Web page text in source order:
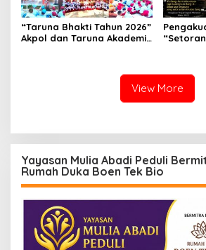
“Taruna Bhakti Tahun 2026”
Akpol dan Taruna Akademi
View More
Yayasan Mulia Abadi Peduli
Rumah Duka Boen Tek Bio